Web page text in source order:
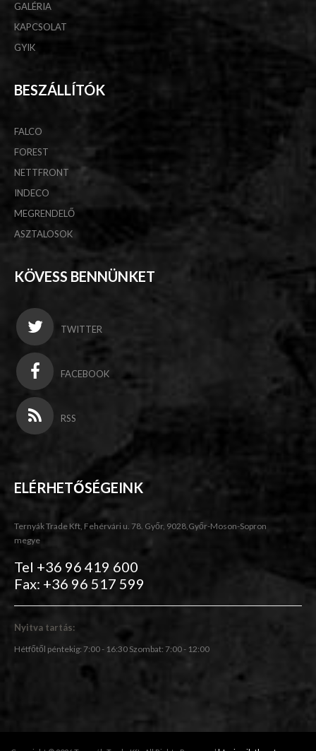
GALÉRIA
KAPCSOLAT
GYIK
BESZÁLLÍTÓK
FALCO
FOREST
NETTFRONT
INDECO
MEGRENDELŐ
ASZTALOSOK
KÖVESS BENNÜNKET
TWITTER
FACEBOOK
RSS
ELÉRHETŐSÉGEINK
Ternyák Trade Kft, Fehérvári u. 78. Győr, 9028,Győr-Moson-Sopron
megye
Tel +36 96 419 600
Fax: +36 96 517 599
Nyitva tartás:
Hétfőtől péntekig: 7:00 - 16:30 Szombat: 7:00 - 12:00